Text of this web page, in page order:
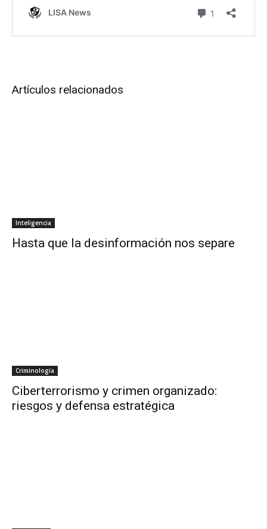
Artículos relacionados
Inteligencia
Hasta que la desinformación nos separe
Criminología
Ciberterrorismo y crimen organizado:
riesgos y defensa estratégica